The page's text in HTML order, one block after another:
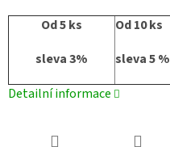
Od 5 ks
sleva 3%
Od 10 ks
sleva 5 %
Detailní informace